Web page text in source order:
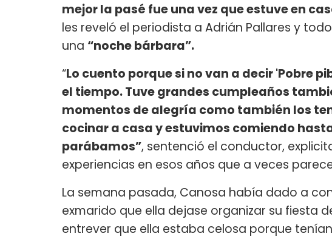
mejor la pasé fue una vez que estuve en
les reveló el periodista a Adrián Pallares y
una “noche bárbara”.
“Lo cuento porque si no van a decir 'Pobre
el tiempo. Tuve grandes cumpleaños
momentos de alegría como también los
cocinar a casa y estuvimos comiendo
parábamos”, sentenció el conductor,
experiencias en esos años que a veces
La semana pasada, Canosa había dado a
exmarido que ella dejase organizar su fiesta
entrever que ella estaba celosa porque